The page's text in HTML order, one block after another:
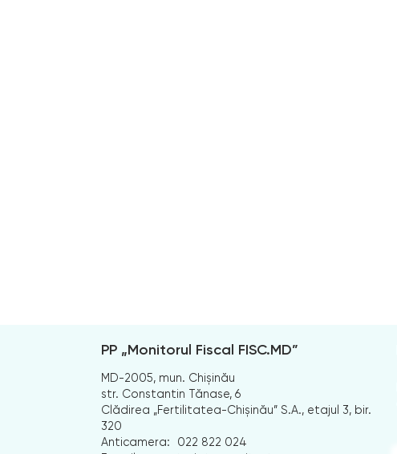
PP „Monitorul Fiscal FISC.MD”
MD-2005, mun. Chișinău
str. Constantin Tănase, 6
Clădirea „Fertilitatea-Chișinău” S.A., etajul 3, bir.
320
Anticamera:
022 822 024